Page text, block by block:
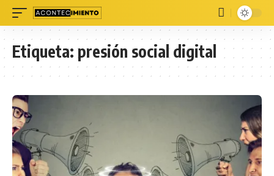
Etiqueta:presión social digital